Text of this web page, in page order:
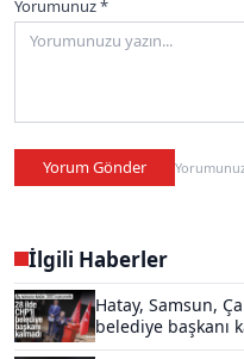
Yorumunuz *
Yorum Gönder
İlgili Haberler
Hatay, Samsun,
belediye başkanı